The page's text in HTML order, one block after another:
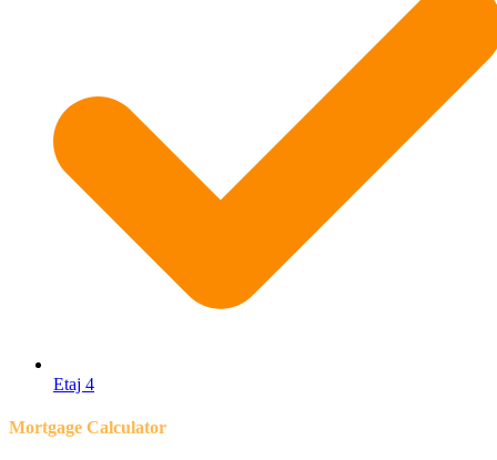
Etaj 4
Mortgage Calculator